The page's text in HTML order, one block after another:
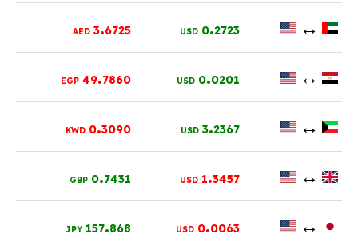
↔
0.2723
USD
3.6725
AED
↔
0.0201
USD
49.7860
EGP
↔
3.2367
USD
0.3090
KWD
↔
1.3457
USD
0.7431
GBP
↔
0.0063
USD
157.868
JPY